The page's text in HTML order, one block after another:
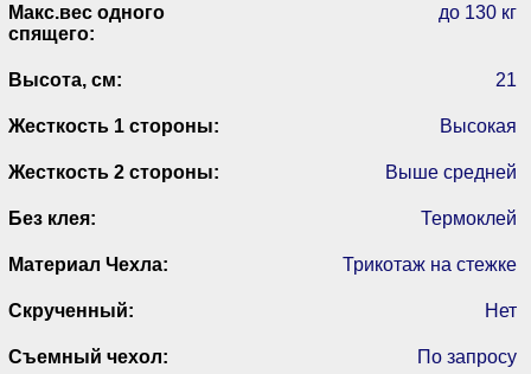
Макс.вес одного
спящего:
до 130 кг
Высота, см: 21
Жесткость 1 стороны: Высокая
Жесткость 2 стороны: Выше средней
Без клея: Термоклей
Материал Чехла: Трикотаж на стежке
Скрученный: Нет
Съемный чехол: По запросу